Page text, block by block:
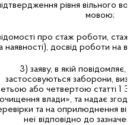
рівня вільного
мовою;
про стаж роботи, стаж
наявності), досвід роботи на
3) заяву, в якій повідомляє,
застосовуються заборони,
або четвертою статті 1
очищення влади», та надає
та на оприлюднення
неї відповідно до